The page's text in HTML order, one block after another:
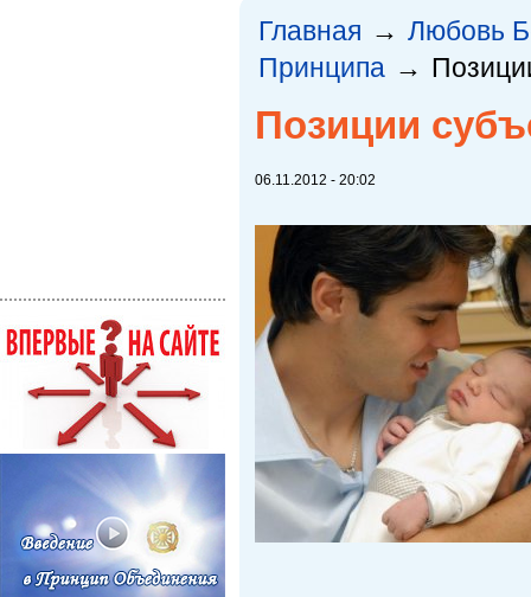
Главная → Любовь
Принципа →
Позиции
06.11.2012 - 20:02